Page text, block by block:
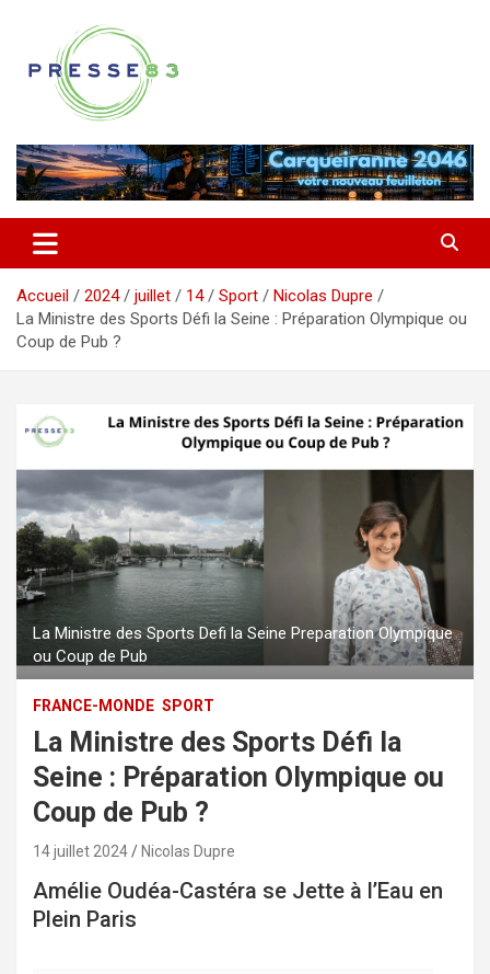
contenu
Presse 83
Accueil 2024 juillet 14 Sport
Nicolas Dupre
La Ministre des Sports Défi la Seine : Préparation Olympique ou
Coup de Pub ?
La Ministre des Sports Defi la Seine Preparation Olympique
ou Coup de Pub
FRANCE-MONDE SPORT
La Ministre des Sports Défi la
Seine : Préparation Olympique ou
Coup de Pub ?
14 juillet 2024 Nicolas Dupre
Amélie Oudéa-Castéra se Jette à l’Eau en
Plein Paris